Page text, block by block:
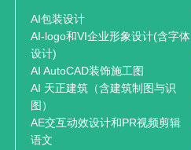
AI包装设计
AI-logo和VI企业形象设计(含字体
设计)
AI AutoCAD装饰施工图
AI 天正建筑（含建筑制图与识
图）
AE交互动效设计和PR视频剪辑
语文